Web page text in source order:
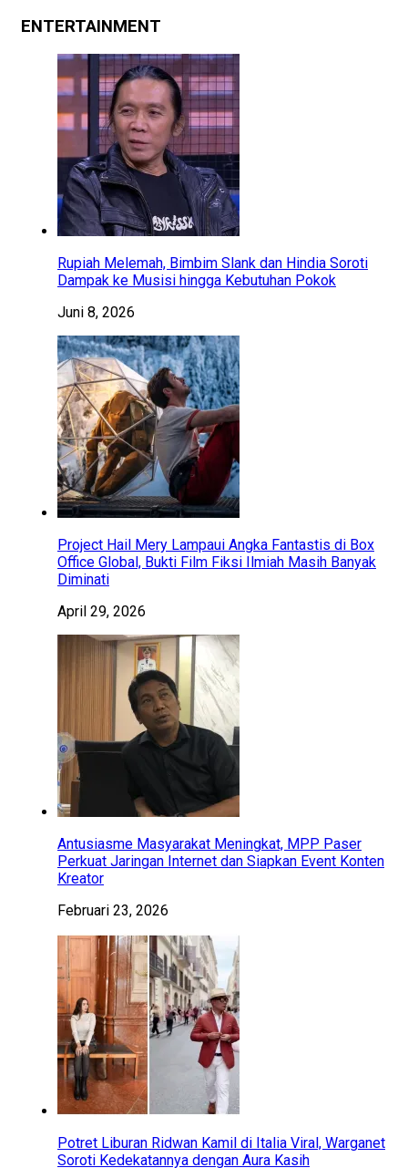
ENTERTAINMENT
Rupiah Melemah, Bimbim Slank dan Hindia Soroti
Dampak ke Musisi hingga Kebutuhan Pokok
Juni 8, 2026
Project Hail Mery Lampaui Angka Fantastis di Box
Office Global, Bukti Film Fiksi Ilmiah Masih Banyak
Diminati
April 29, 2026
Antusiasme Masyarakat Meningkat, MPP Paser
Perkuat Jaringan Internet dan Siapkan Event Konten
Kreator
Februari 23, 2026
Potret Liburan Ridwan Kamil di Italia Viral, Warganet
Soroti Kedekatannya dengan Aura Kasih